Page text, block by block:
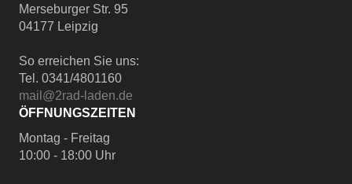
Merseburger Str. 95
04177 Leipzig
So erreichen Sie uns:
Tel. 0341/4801160
mail@2rad-laden.de
ÖFFNUNGSZEITEN
Montag - Freitag
10:00 - 18:00 Uhr